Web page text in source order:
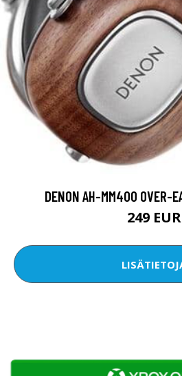
DENON AH-MM400 OVER-
249 EUR